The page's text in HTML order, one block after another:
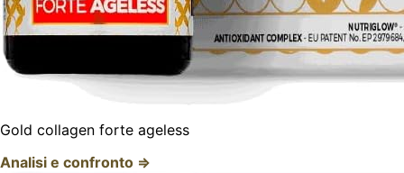
Gold collagen forte ageless
Analisi e confronto ⇒